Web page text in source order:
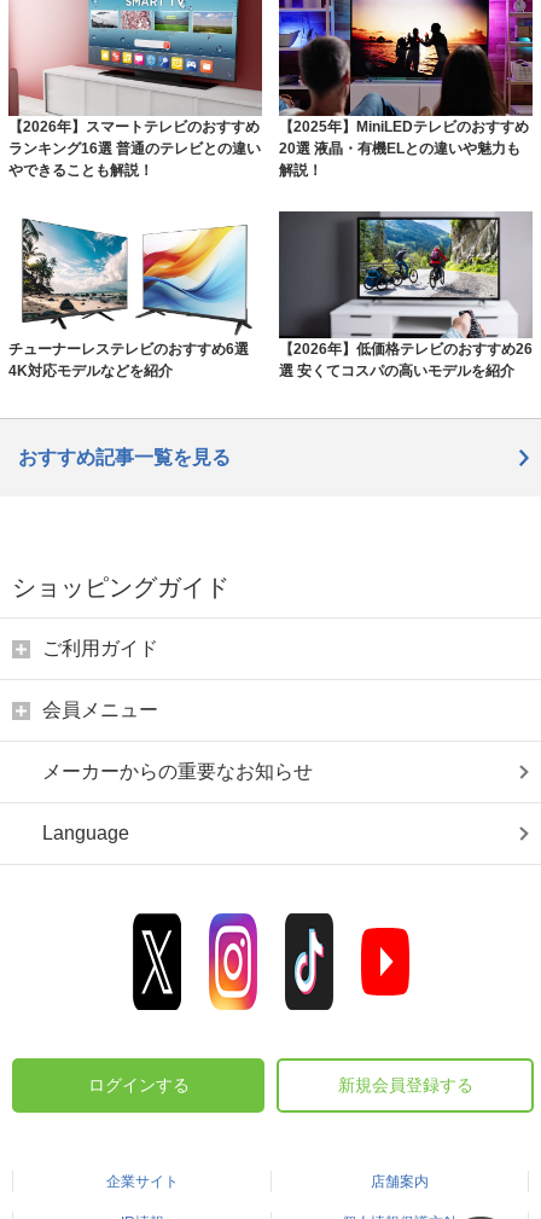
【2026年】スマートテレビのおすすめ
ランキング16選 普通のテレビとの違い
やできることも解説！
【2025年】MiniLEDテレビのおすすめ
20選 液晶・有機ELとの違いや魅力も
解説！
チューナーレステレビのおすすめ6選
4K対応モデルなどを紹介
【2026年】低価格テレビのおすすめ26
選 安くてコスパの高いモデルを紹介
おすすめ記事一覧を見る
ショッピングガイド
ご利用ガイド
会員メニュー
メーカーからの重要なお知らせ
Language
ログインする 新規会員登録する
企業サイト 店舗案内